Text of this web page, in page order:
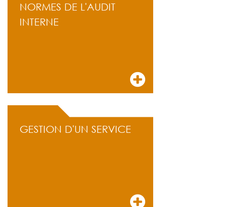
NORMES DE L'AUDIT
INTERNE
GESTION D'UN SERVICE